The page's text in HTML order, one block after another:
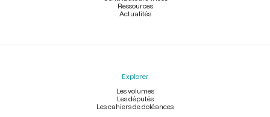
Ressources
Actualités
Explorer
Les volumes
Les députés
Les cahiers de doléances